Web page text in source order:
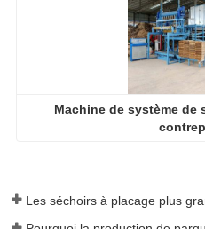
Machine de système de